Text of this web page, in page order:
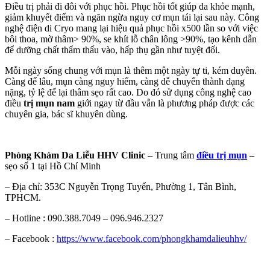
Điều trị phải đi đôi với phục hồi. Phục hồi tốt giúp da khỏe mạnh,
giảm khuyết điểm và ngăn ngừa nguy cơ mụn tái lại sau này. Công
nghệ điện di Cryo mang lại hiệu quả phục hồi x500 lần so với việc
bôi thoa, mờ thâm> 90%, se khít lỗ chân lông >90%, tạo kênh dẫn
để dưỡng chất thẩm thấu vào, hấp thụ gần như tuyệt đối.
Mỗi ngày sống chung với mụn là thêm một ngày tự ti, kém duyên.
Càng để lâu, mụn càng nguy hiểm, càng dễ chuyển thành dạng
nặng, tỷ lệ để lại thâm sẹo rất cao. Do đó sử dụng công nghệ cao
điều trị mụn nam giới ngay từ đầu vẫn là phương pháp được các
chuyên gia, bác sĩ khuyên dùng.
Phòng Khám Da Liễu HHV Clinic – Trung tâm điều trị mụn –
sẹo số 1 tại Hồ Chí Minh
– Địa chỉ: 353C Nguyễn Trọng Tuyển, Phường 1, Tân Bình,
TPHCM.
– Hotline : 090.388.7049 – 096.946.2327
– Facebook : https://www.facebook.com/phongkhamdalieuhhv/